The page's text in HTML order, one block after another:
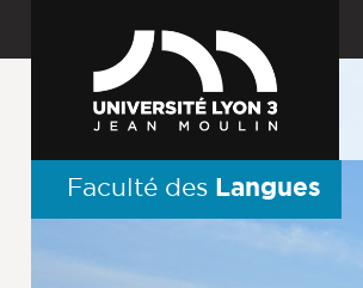
Faculté des Langues